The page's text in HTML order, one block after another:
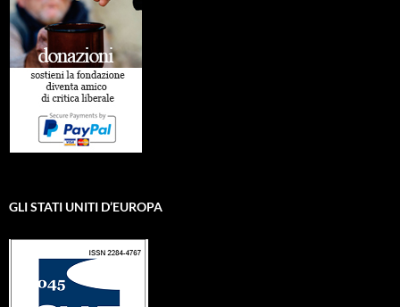
GLI STATI UNITI D’EUROPA